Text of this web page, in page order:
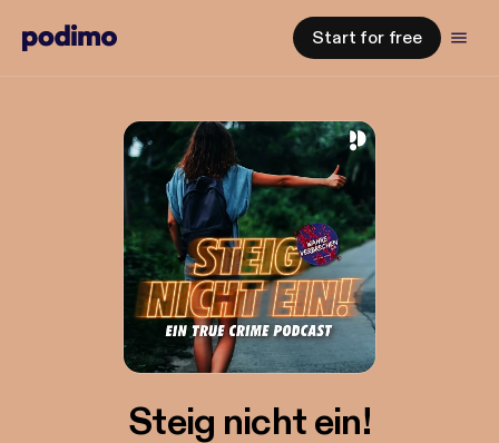
Start for free
Steig nicht ein!